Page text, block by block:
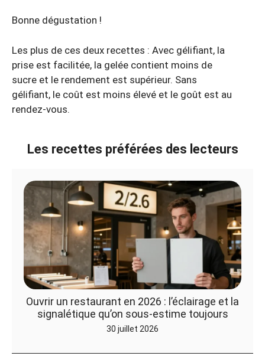
Bonne dégustation !
Les plus de ces deux recettes : Avec gélifiant, la
prise est facilitée, la gelée contient moins de
sucre et le rendement est supérieur. Sans
gélifiant, le coût est moins élevé et le goût est au
rendez-vous.
Les recettes préférées des lecteurs
Ouvrir un restaurant en 2026 : l’éclairage et la
signalétique qu’on sous-estime toujours
30 juillet 2026